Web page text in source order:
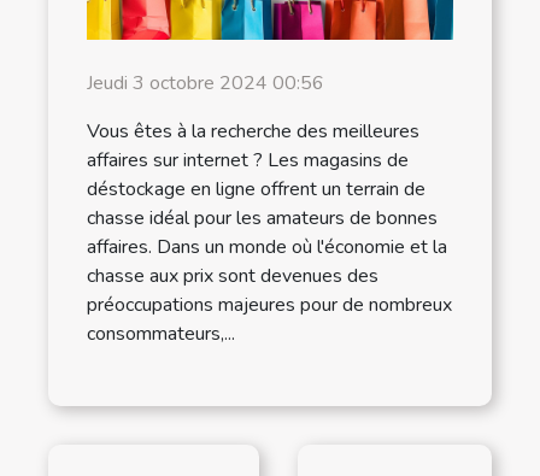
Jeudi 3 octobre 2024 00:56
Vous êtes à la recherche des meilleures
affaires sur internet ? Les magasins de
déstockage en ligne offrent un terrain de
chasse idéal pour les amateurs de bonnes
affaires. Dans un monde où l'économie et la
chasse aux prix sont devenues des
préoccupations majeures pour de nombreux
consommateurs,...